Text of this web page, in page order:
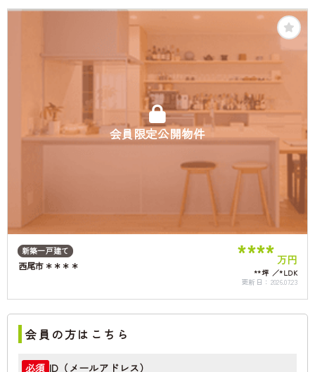
会員限定公開物件
新築一戸建て
西尾市＊＊＊＊ **** 万円
**坪
*LDK
更新日： 2026.07.23
会員の方はこちら
必須 ID（メールアドレス）